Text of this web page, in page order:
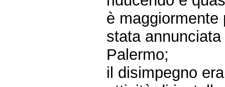
è
stata
Palermo;
il disimpegno